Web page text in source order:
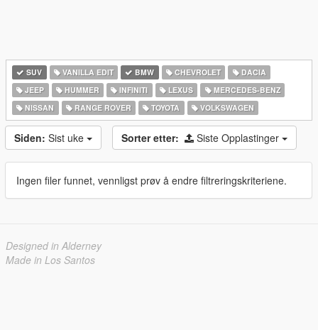
SUV VANILLA EDIT BMW CHEVROLET
DACIA
JEEP
HUMMER INFINITI LEXUS
MERCEDES-BENZ
NISSAN
RANGE ROVER TOYOTA VOLKSWAGEN
Siden: Sist uke Sorter etter: Siste Opplastinger
Ingen filer funnet, vennligst prøv å endre filtreringskriteriene.
Designed in Alderney
Made in Los Santos